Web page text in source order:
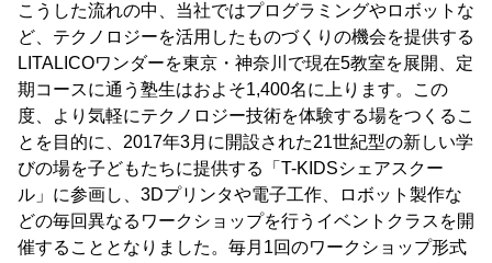
こうした流れの中、当社ではプログラミングやロボットな
ど、テクノロジーを活用したものづくりの機会を提供する
LITALICOワンダーを東京・神奈川で現在5教室を展開、定
期コースに通う塾生はおよそ1,400名に上ります。この
度、より気軽にテクノロジー技術を体験する場をつくるこ
とを目的に、2017年3月に開設された21世紀型の新しい学
びの場を子どもたちに提供する「T-KIDSシェアスクー
ル」に参画し、3Dプリンタや電子工作、ロボット製作な
どの毎回異なるワークショップを行うイベントクラスを開
催することとなりました。毎月1回のワークショップ形式